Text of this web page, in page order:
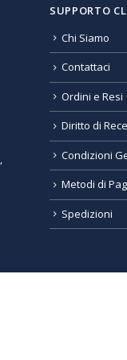
SUPPORTO
Chi Siamo
Contattaci
Ordini e Resi
Diritto di
Condizioni
Metodi di
Spedizioni